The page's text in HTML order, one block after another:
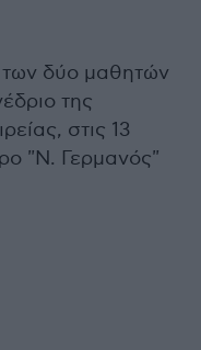
δύο μαθητών
της
στις 13
"Ν. Γερμανός"